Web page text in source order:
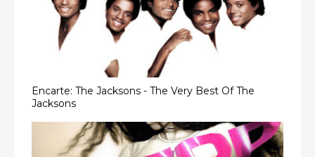
Encarte: The Jacksons - The Very Best Of The
Jacksons